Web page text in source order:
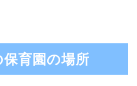
育園の場所